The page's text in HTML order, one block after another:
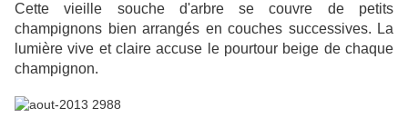
Cette vieille souche d'arbre se couvre de petits
champignons bien arrangés en couches successives. La
lumière vive et claire accuse le pourtour beige de chaque
champignon.